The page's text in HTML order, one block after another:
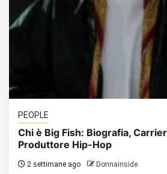
PEOPLE
Chi è Big Fish: Biografia,
Produttore Hip-Hop
2 settimane ago Donnainside